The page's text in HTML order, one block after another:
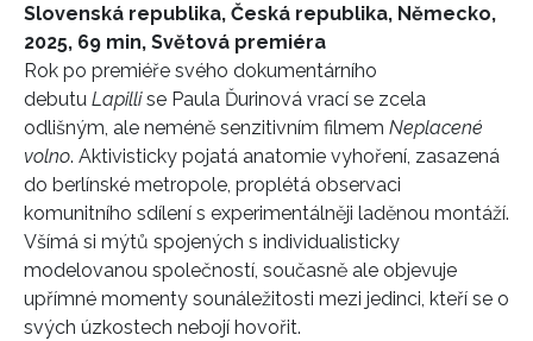
Slovenská republika, Česká republika, Německo,
2025, 69 min, Světová premiéra
Rok po premiéře svého dokumentárního
debutu Lapillise Paula Ďurinová vrací se zcela
odlišným, ale neméně senzitivním filmem Neplacené
volno. Aktivisticky pojatá anatomie vyhoření, zasazená
do berlínské metropole, proplétá observaci
komunitního sdílení s experimentálněji laděnou montáží.
Všímá si mýtů spojených s individualisticky
modelovanou společností, současně ale objevuje
upřímné momenty sounáležitosti mezi jedinci, kteří se o
svých úzkostech nebojí hovořit.